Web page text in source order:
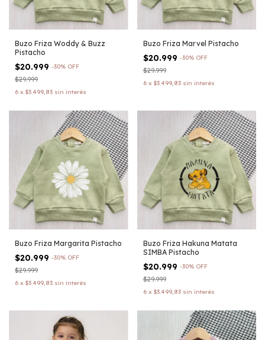
Buzo Friza Woddy & Buzz
Pistacho
$20.999 -30% OFF
$29.999
6 x $3.499,83 sin interés
Buzo Friza Marvel Pistacho
$20.999 -30% OFF
$29.999
6 x $3.499,83 sin interés
Buzo Friza Margarita Pistacho
$20.999 -30% OFF
$29.999
6 x $3.499,83 sin interés
Buzo Friza Hakuna Matata
SIMBA Pistacho
$20.999 -30% OFF
$29.999
6 x $3.499,83 sin interés